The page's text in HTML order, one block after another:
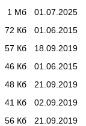
01.07.2025
1 Мб
01.06.2015
72 Кб
18.09.2019
57 Кб
01.06.2015
46 Кб
21.09.2019
48 Кб
02.09.2019
41 Кб
21.09.2019
56 Кб